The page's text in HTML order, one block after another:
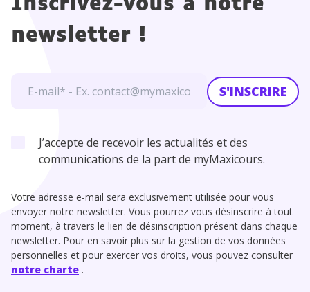
Inscrivez-vous à notre
newsletter !
S'INSCRIRE
J’accepte de recevoir les actualités et des
communications de la part de myMaxicours.
Votre adresse e-mail sera exclusivement utilisée pour vous
envoyer notre newsletter. Vous pourrez vous désinscrire à tout
moment, à travers le lien de désinscription présent dans chaque
newsletter. Pour en savoir plus sur la gestion de vos données
personnelles et pour exercer vos droits, vous pouvez consulter
notre charte .